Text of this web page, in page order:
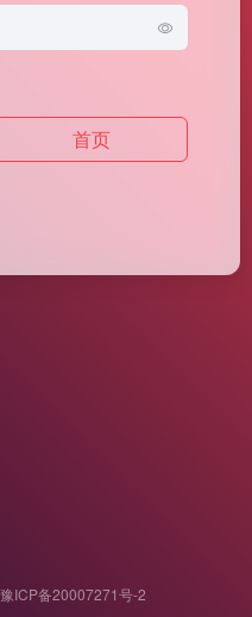
首页
豫ICP备20007271号-2